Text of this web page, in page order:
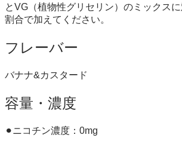
とVG（植物性グリセリン）のミックス
割合で加えてください。
フレーバー
バナナ&カスタード
容量・濃度
⚫︎ニコチン濃度：0mg